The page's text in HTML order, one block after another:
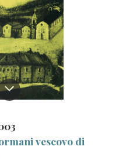
3
vescovo di